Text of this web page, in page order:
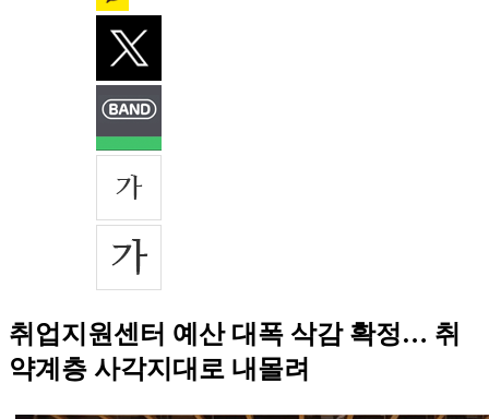
취업지원센터 예산 대폭 삭감 확정… 취
약계층 사각지대로 내몰려